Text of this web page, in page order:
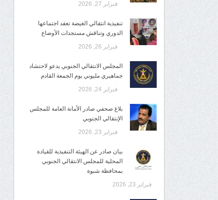
فبراير 27, 2026
تنفيذية انتقالي الغيضة تعقد اجتماعها
الدوري وتناقش مستجدات الأوضاع
فبراير 26, 2026
المجلس الانتقالي الجنوبي يدعو لاحتشاد
جماهيري مليوني يوم الجمعة القادم
فبراير 24, 2026
بلاغ صحفي صادر الأمانة العامة للمجلس
الإنتقالي الجنوبي
فبراير 23, 2026
بيان صادر عن الهيئة التنفيذية للقيادة
المحلية للمجلس الانتقالي الجنوبي
بمحافظة شبوة
فبراير 23, 2026